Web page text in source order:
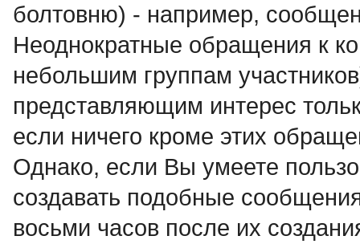
болтовню) - например,
Неоднократные обращения к
небольшим группам
представляющим интерес
если ничего кроме этих
Однако, если Вы умеете
создавать подобные
восьми часов после их